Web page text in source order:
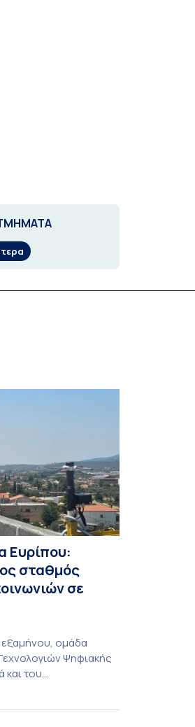
Ευρίπου:
σταθμός
σε
ομάδα
Ψηφιακής
του